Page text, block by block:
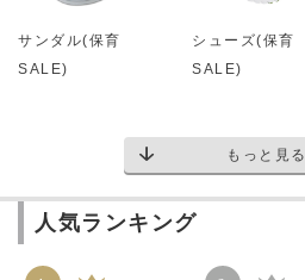
サンダル(保育
SALE)
シューズ(保育
SALE)
もっと見る
人気ランキング